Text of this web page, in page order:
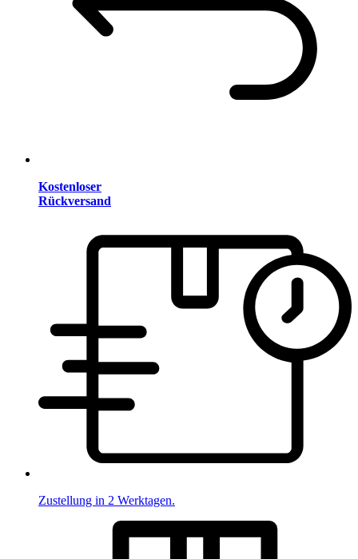
Kostenloser
Rückversand
Zustellung in 2 Werktagen.